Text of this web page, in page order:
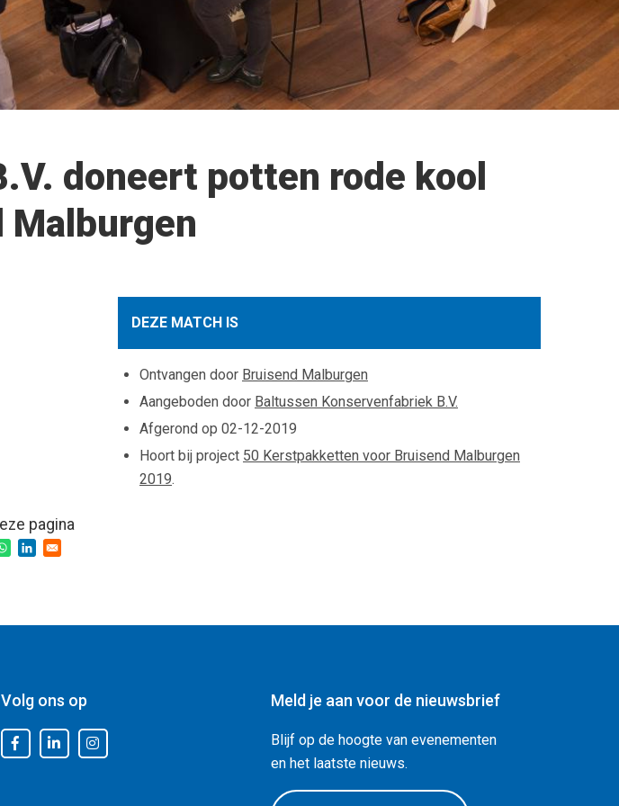
doneert potten rode kool
DEZE MATCH IS
Ontvangen door Bruisend Malburgen
Aangeboden door Baltussen Konservenfabriek B.V.
Afgerond op 02-12-2019
Hoort bij project 50 Kerstpakketten voor Bruisend Malburgen
2019.
pagina
Volg ons op Meld je aan voor de nieuwsbrief
Blijf op de hoogte van evenementen
en het laatste nieuws.